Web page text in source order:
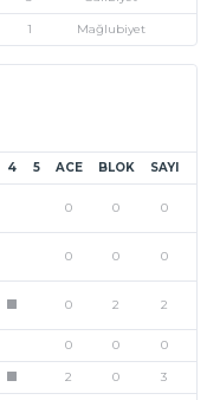
1 Mağlubiyet
4 5 ACE BLOK SAYI
0 0 0
0 0 0
0 2 2
0 0 0
2 0 3